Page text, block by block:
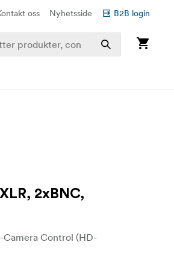
oss Nyhetsside B2B login
2xBNC,
Control (HD-